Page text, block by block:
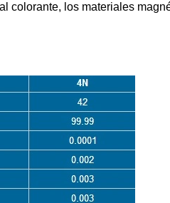
colorante, los materiales